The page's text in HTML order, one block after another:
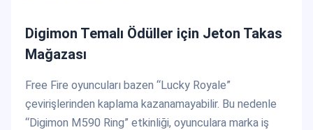
Digimon Temalı Ödüller için Jeton Takas
Mağazası
Free Fire oyuncuları bazen “Lucky Royale”
çevirişlerinden kaplama kazanamayabilir. Bu nedenle
“Digimon M590 Ring” etkinliği, oyunculara marka iş